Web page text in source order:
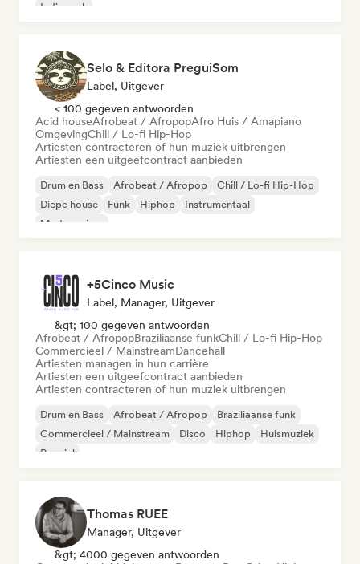
Indie rock
Selo & Editora PreguiSom
Label, Uitgever
< 100 gegeven antwoorden
Acid houseAfrobeat / AfropopAfro Huis / Amapiano
OmgevingChill / Lo-fi Hip-Hop
Artiesten contracteren of hun muziek uitbrengen
Artiesten een uitgeefcontract aanbieden
Drum en Bass Afrobeat / Afropop
Chill / Lo-fi Hip-Hop
Diepe house
Funk Hiphop
Instrumentaal
Moderne jazz
+5Cinco Music
Label, Manager, Uitgever
&gt; 100 gegeven antwoorden
Afrobeat / AfropopBraziliaanse funkChill / Lo-fi Hip-Hop
Commercieel / MainstreamDancehall
Artiesten managen in hun carrière
Artiesten een uitgeefcontract aanbieden
Artiesten contracteren of hun muziek uitbrengen
Drum en Bass Afrobeat / Afropop
Braziliaanse funk
Commercieel / Mainstream
Disco Hiphop
Huismuziek
Popziel
Thomas RUEE
Manager, Uitgever
&gt; 4000 gegeven antwoorden